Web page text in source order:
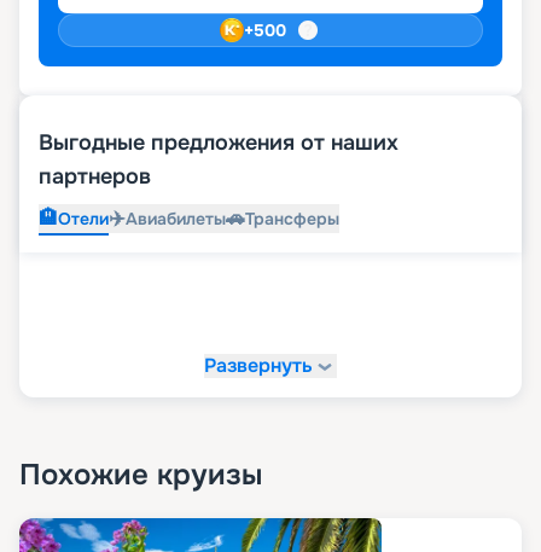
+500
Выгодные предложения от наших
партнеров
🏨Отели✈️Авиабилеты🚗Трансферы
Развернуть
Похожие круизы